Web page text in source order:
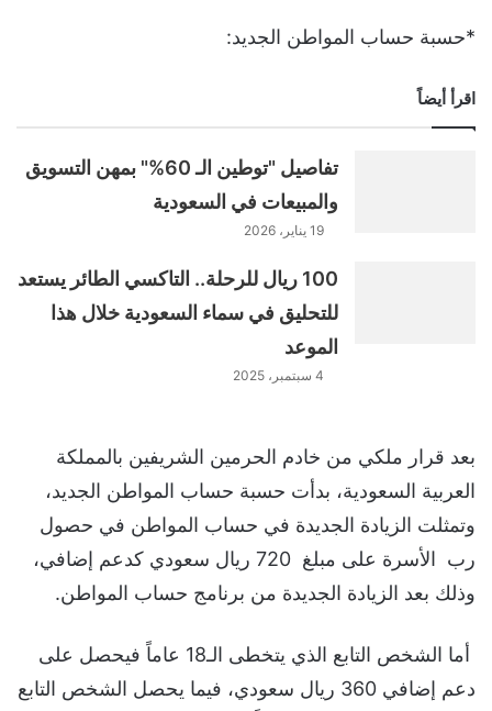
*حسبة حساب المواطن الجديد:
اقرأ أيضاً
تفاصيل "توطين الـ 60%" بمهن التسويق
والمبيعات في السعودية
19 يناير، 2026
100 ريال للرحلة.. التاكسي الطائر يستعد
للتحليق في سماء السعودية خلال هذا
الموعد
4 سبتمبر، 2025
بعد قرار ملكي من خادم الحرمين الشريفين بالمملكة
العربية السعودية، بدأت حسبة حساب المواطن الجديد،
وتمثلت الزيادة الجديدة في حساب المواطن في حصول
رب الأسرة على مبلغ 720 ريال سعودي كدعم إضافي،
وذلك بعد الزيادة الجديدة من برنامج حساب المواطن.
أما الشخص التابع الذي يتخطى الـ18 عاماً فيحصل على
دعم إضافي 360 ريال سعودي، فيما يحصل الشخص التابع